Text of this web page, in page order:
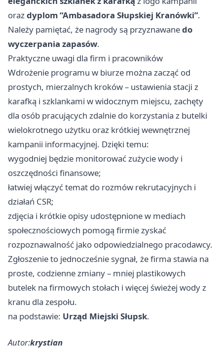
orazdyplom “Ambasadora Słupskiej Kranówki”.
Należy pamiętać, że nagrody są przyznawanedo
wyczerpania zapasów.
Praktyczne uwagi dla firm i pracowników
Wdrożenie programu w biurze można zacząć od
prostych, mierzalnych kroków – ustawienia stacji z
karafką i szklankami w widocznym miejscu, zachęty
dla osób pracujących zdalnie do korzystania z butelki
wielokrotnego użytku oraz krótkiej wewnętrznej
kampanii informacyjnej. Dzięki temu:
wygodniej będzie monitorować zużycie wody i
oszczędności finansowe;
łatwiej włączyć temat do rozmów rekrutacyjnych i
działań CSR;
zdjęcia i krótkie opisy udostępnione w mediach
społecznościowych pomogą firmie zyskać
rozpoznawalność jako odpowiedzialnego pracodawcy.
Zgłoszenie to jednocześnie sygnał, że firma stawia na
proste, codzienne zmiany – mniej plastikowych
butelek na firmowych stołach i więcej świeżej wody z
kranu dla zespołu.
na podstawie: Urząd Miejski Słupsk.
Autor:krystian